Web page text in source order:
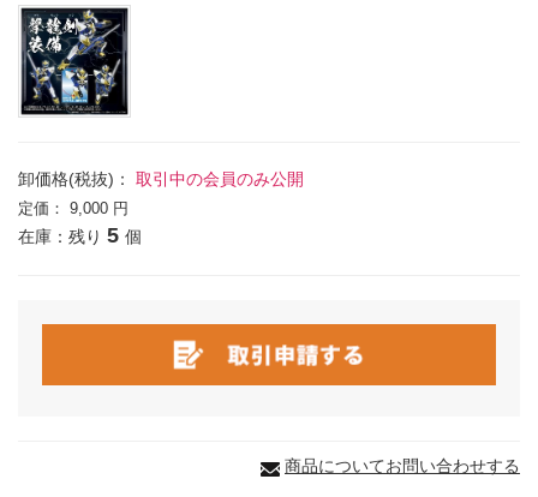
卸価格(税抜)： 取引中の会員のみ公開
定価： 9,000 円
在庫：残り 5 個
商品についてお問い合わせする